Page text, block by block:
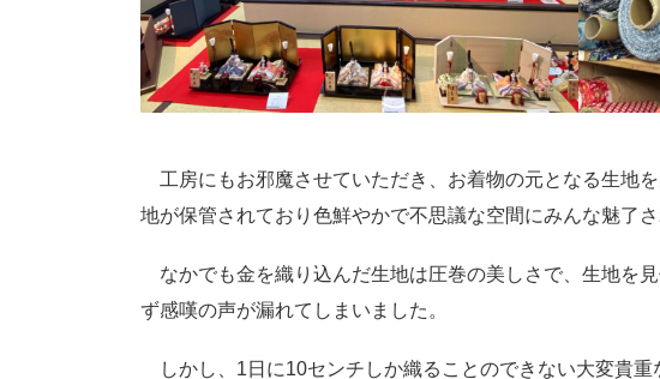
工房にもお邪魔させていただき、お着物の元となる生地
地が保管されており色鮮やかで不思議な空間にみんな魅了さ
なかでも金を織り込んだ生地は圧巻の美しさで、生地を
ず感嘆の声が漏れてしまいました。
しかし、1日に10センチしか織ることのできない大変貴